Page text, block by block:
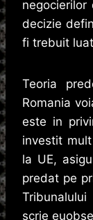
decizie
fi trebuit
Teoria
Romania
este in
investit
la UE,
predat pe
scrie